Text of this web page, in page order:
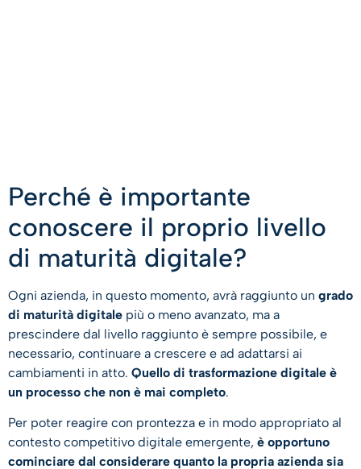
Perché è importante
conoscere il proprio livello
di maturità digitale?
Ogni azienda, in questo momento, avrà raggiunto un grado
di maturità digitale più o meno avanzato, ma a
prescindere dal livello raggiunto è sempre possibile, e
necessario, continuare a crescere e ad adattarsi ai
cambiamenti in atto. Quello di trasformazione digitale è
un processo che non è mai completo.
Per poter reagire con prontezza e in modo appropriato al
contesto competitivo digitale emergente, è opportuno
cominciare dal considerare quanto la propria azienda sia